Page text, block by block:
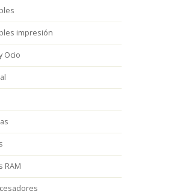
impresión
Ocio
RAM